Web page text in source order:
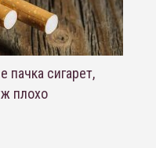
пачка сигарет,
плохо